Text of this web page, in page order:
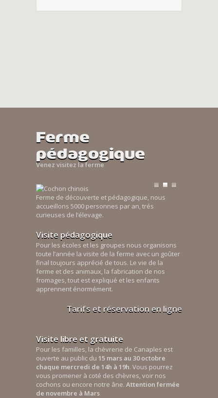
Ferme
pédagogique
Venez visitez la ferme
Ferme de découverte et pédagogique, nous
accueillons 5000 personnes par an, trés
curieuses de l’élevage.
Visite pédagogique
Pour les écoles et les groupes nous organisons
toute l’année la visite de la ferme avec un goûter
final toujours apprécié de tous. Le vie de la
ferme et des animaux, la fabrication de nos
fromages, tout est expliqué et les enfants
apprennent énormément.
Tarifs et réservation en ligne
Visite libre et gratuite
Pour les familles, la chèvrerie de Canaples est
ouverte au public du 15 mars au 30 octobre
chaque mercredi de 14h à 19h. Vous pourrez
vous promener à coté des chèvres, voir nos
cochons ou encore notre âne. Attention fermée
de novembre à Mars